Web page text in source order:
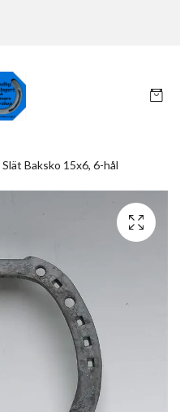
Baksko 15x6, 6-hål